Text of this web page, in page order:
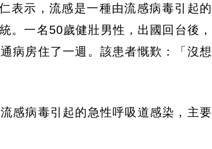
表示，流感是一種由流感病毒引起的
。一名50歲健壯男性，出國回台後，
病房住了一週。該患者慨歎：「沒想
感病毒引起的急性呼吸道感染，主要